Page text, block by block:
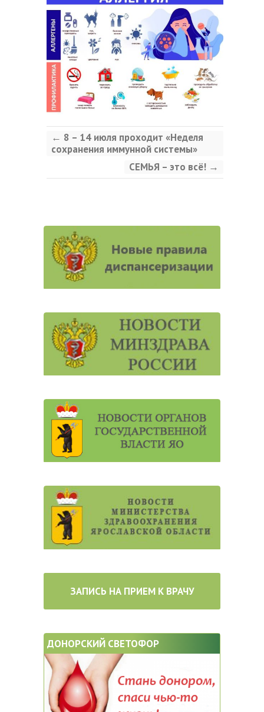
← 8 – 14 июля проходит «Неделя
сохранения иммунной системы»
СЕМЬЯ – это всё! →
ЗАПИСЬ НА ПРИЕМ К ВРАЧУ
ДОНОРСКИЙ СВЕТОФОР